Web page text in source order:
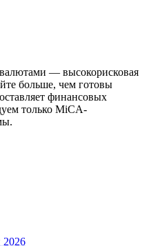
— высокорисковая
больше, чем готовы
финансовых
только MiCA-